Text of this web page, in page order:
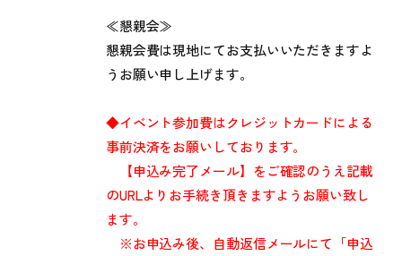
≪懇親会≫
懇親会費は現地にてお支払いいただきますよ
うお願い申し上げます。
◆イベント参加費はクレジットカードによる
事前決済をお願いしております。
【申込み完了メール】をご確認のうえ記載
のURLよりお手続き頂きますようお願い致し
ます。
※お申込み後、自動返信メールにて「申込